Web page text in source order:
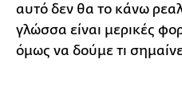
αυτό δεν θα το κάνω
γλώσσα είναι μερικές
όμως να δούμε τι